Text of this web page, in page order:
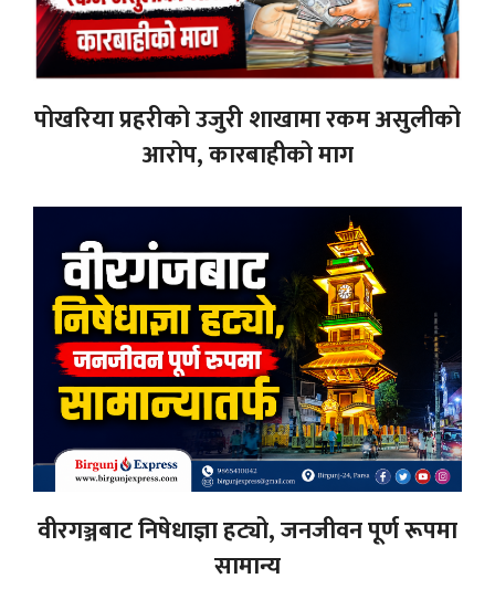
पोखरिया प्रहरीको उजुरी शाखामा रकम असुलीको
आरोप, कारबाहीको माग
वीरगञ्जबाट निषेधाज्ञा हट्यो, जनजीवन पूर्ण रूपमा
सामान्य